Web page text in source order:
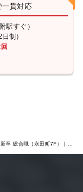
一貫対応
駅すぐ）
制）
卒 総合職（永田町7F）｜求